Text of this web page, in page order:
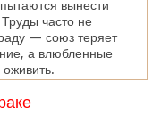
вынести
часто не
— союз теряет
а влюбленные